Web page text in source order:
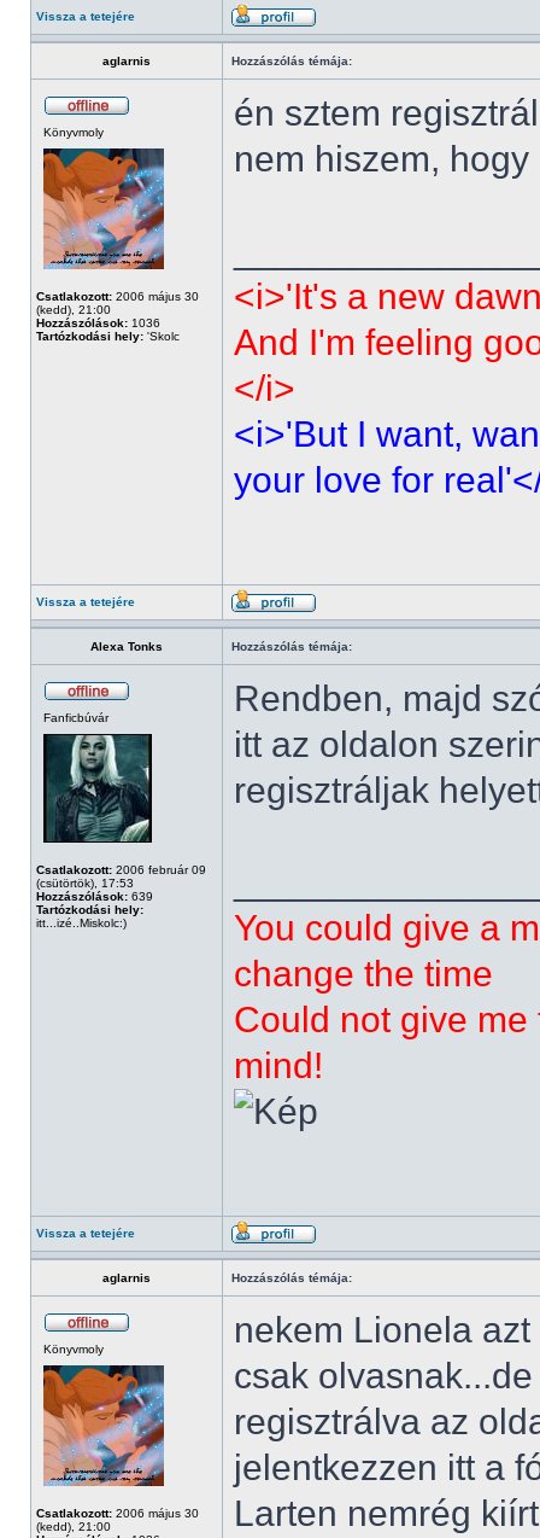
Vissza a tetejére
aglarnis Hozzászólás témája:
Könyvmoly
Csatlakozott: 2006 május 30
(kedd), 21:00
Hozzászólások: 1036
Tartózkodási hely: 'Skolc
én sztem
nem hiszem,
<i>'It's a new
And I'm feeling
</i>
<i>'But I want,
your love for
Vissza a tetejére
Alexa Tonks Hozzászólás témája:
Fanficbúvár
Csatlakozott: 2006 február 09
(csütörtök), 17:53
Hozzászólások: 639
Tartózkodási hely:
itt...izé..Miskolc:)
Rendben, majd
itt az oldalon
regisztráljak
You could give a
change the time
Could not give
mind!
Vissza a tetejére
aglarnis Hozzászólás témája:
Könyvmoly
Csatlakozott: 2006 május 30
(kedd), 21:00
nekem Lionela
csak
regisztrálva az
jelentkezzen itt a
Larten nemrég